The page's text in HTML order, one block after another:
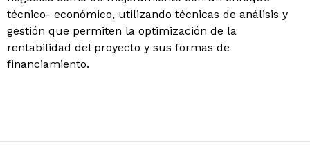
técnico- económico, utilizando técnicas de análisis y
gestión que permiten la optimización de la
rentabilidad del proyecto y sus formas de
financiamiento.